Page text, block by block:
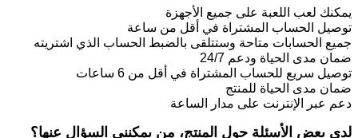
يمكنك لعب اللعبة على جميع الأجهزة
توصيل الحساب المشتراة في أقل من ساعة
جميع الحسابات متاحة وستتلقى بالضبط الحساب الذي اشتريته
ضمان مدى الحياة ودعم 24/7
توصيل سريع للحساب المشتراة في أقل من 6 ساعات
ضمان مدى الحياة للمنتج
دعم عبر الإنترنت على مدار الساعة
لدي بعض الأسئلة حول المنتج، من يمكنني السؤال عنها؟